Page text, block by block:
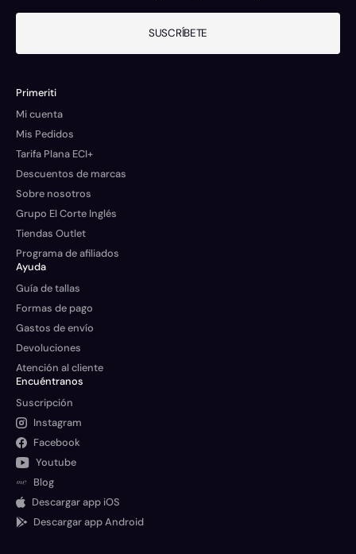
SUSCRÍBETE
Primeriti
Mi cuenta
Mis Pedidos
Tarifa Plana ECI+
Descuentos de marcas
Sobre nosotros
Grupo El Corte Inglés
Tiendas Outlet
Programa de afiliados
Ayuda
Guía de tallas
Formas de pago
Gastos de envío
Devoluciones
Atención al cliente
Encuéntranos
Suscripción
Instagram
Facebook
Youtube
Blog
Descargar app iOS
Descargar app Android